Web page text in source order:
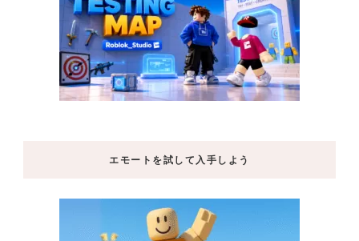
エモートを試して入手しよう